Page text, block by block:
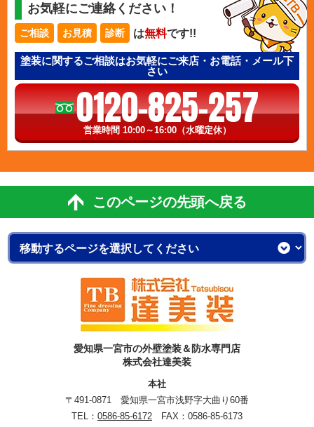
お気軽にご連絡ください！
ご相談 お見積 診断 は無料です!!
塗装に関するご相談はお気軽にご来店・お電話・メール下
さい
0120-825-257
営業時間 10:00～16:00（水曜定休）
このページの先頭へ戻る
愛知県一宮市の外壁塗装＆防水専門店
株式会社達美装
本社
〒491-0871 愛知県一宮市浅野字大曲り60番
TEL： 0586-85-6172 FAX：0586-85-6173